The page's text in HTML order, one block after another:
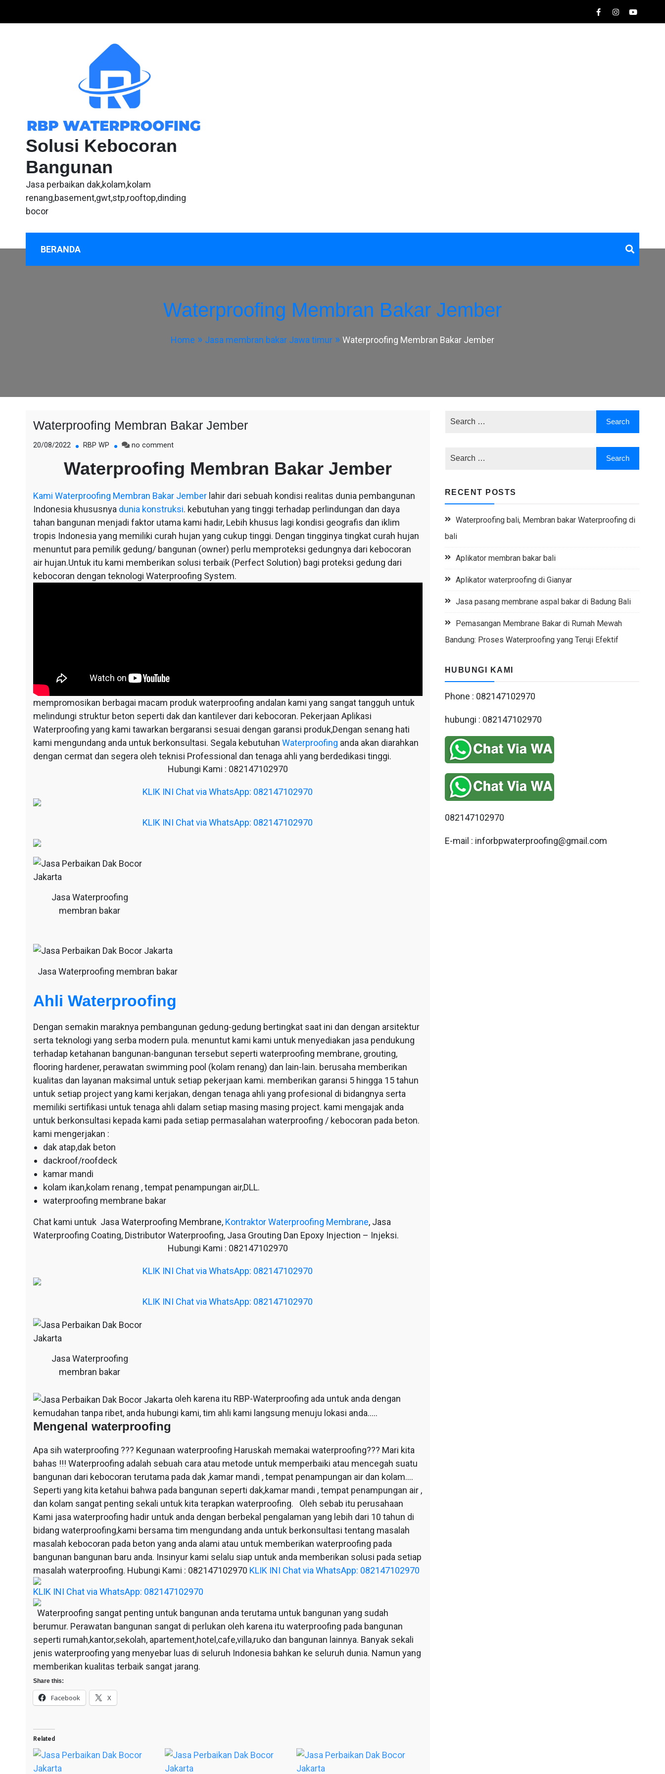
Solusi Kebocoran
Bangunan
Jasa perbaikan dak,kolam,kolam
renang,basement,gwt,stp,rooftop,dinding
bocor
BERANDA
Waterproofing Membran Bakar Jember
Home Jasa membran bakar Jawa timur Waterproofing Membran Bakar Jember
Waterproofing Membran Bakar Jember
20/08/2022 RBP WP no commenton
Membran
Bakar
Waterproofing Membran Bakar Jember
Kami Waterproofing Membran Bakar Jember lahir dari sebuah kondisi realitas dunia pembangunan
Indonesia khususnya dunia konstruksi. kebutuhan yang tinggi terhadap perlindungan dan daya
tahan bangunan menjadi faktor utama kami hadir, Lebih khusus lagi kondisi geografis dan iklim
tropis Indonesia yang memiliki curah hujan yang cukup tinggi. Dengan tingginya tingkat curah hujan
menuntut para pemilik gedung/ bangunan (owner) perlu memproteksi gedungnya dari kebocoran
air hujan.Untuk itu kami memberikan solusi terbaik (Perfect Solution) bagi proteksi gedung dari
kebocoran dengan teknologi Waterproofing System.
mempromosikan berbagai macam produk waterproofing andalan kami yang sangat tangguh untuk
melindungi struktur beton seperti dak dan kantilever dari kebocoran. Pekerjaan Aplikasi
Waterproofing yang kami tawarkan bergaransi sesuai dengan garansi produk,Dengan senang hati
kami mengundang anda untuk berkonsultasi. Segala kebutuhan Waterproofing anda akan diarahkan
dengan cermat dan segera oleh teknisi Professional dan tenaga ahli yang berdedikasi tinggi.
Hubungi Kami : 082147102970
KLIK INI Chat via WhatsApp: 082147102970
KLIK INI Chat via WhatsApp: 082147102970
Jasa Waterproofing
membran bakar
Jasa Waterproofing membran bakar
Ahli Waterproofing
Dengan semakin maraknya pembangunan gedung-gedung bertingkat saat ini dan dengan arsitektur
serta teknologi yang serba modern pula. menuntut kami kami untuk menyediakan jasa pendukung
terhadap ketahanan bangunan-bangunan tersebut seperti waterproofing membrane, grouting,
flooring hardener, perawatan swimming pool (kolam renang) dan lain-lain. berusaha memberikan
kualitas dan layanan maksimal untuk setiap pekerjaan kami. memberikan garansi 5 hingga 15 tahun
untuk setiap project yang kami kerjakan, dengan tenaga ahli yang profesional di bidangnya serta
memiliki sertifikasi untuk tenaga ahli dalam setiap masing masing project. kami mengajak anda
untuk berkonsultasi kepada kami pada setiap permasalahan waterproofing / kebocoran pada beton.
kami mengerjakan :
dak atap,dak beton
dackroof/roofdeck
kamar mandi
kolam ikan,kolam renang , tempat penampungan air,DLL.
waterproofing membrane bakar
Chat kami untuk Jasa Waterproofing Membrane, Kontraktor Waterproofing Membrane, Jasa
Waterproofing Coating, Distributor Waterproofing, Jasa Grouting Dan Epoxy Injection – Injeksi.
Hubungi Kami : 082147102970
KLIK INI Chat via WhatsApp: 082147102970
KLIK INI Chat via WhatsApp: 082147102970
Jasa Waterproofing
membran bakar
oleh karena itu RBP-Waterproofing ada untuk anda dengan
kemudahan tanpa ribet, anda hubungi kami, tim ahli kami langsung menuju lokasi anda…..
Mengenal waterproofing
Apa sih waterproofing ??? Kegunaan waterproofing Haruskah memakai waterproofing??? Mari kita
bahas !!! Waterproofing adalah sebuah cara atau metode untuk memperbaiki atau mencegah suatu
bangunan dari kebocoran terutama pada dak ,kamar mandi , tempat penampungan air dan kolam….
Seperti yang kita ketahui bahwa pada bangunan seperti dak,kamar mandi , tempat penampungan air ,
dan kolam sangat penting sekali untuk kita terapkan waterproofing. Oleh sebab itu perusahaan
Kami jasa waterproofing hadir untuk anda dengan berbekal pengalaman yang lebih dari 10 tahun di
bidang waterproofing,kami bersama tim mengundang anda untuk berkonsultasi tentang masalah
masalah kebocoran pada beton yang anda alami atau untuk memberikan waterproofing pada
bangunan bangunan baru anda. Insinyur kami selalu siap untuk anda memberikan solusi pada setiap
masalah waterproofing. Hubungi Kami : 082147102970 KLIK INI Chat via WhatsApp: 082147102970
KLIK INI Chat via WhatsApp: 082147102970
Waterproofing sangat penting untuk bangunan anda terutama untuk bangunan yang sudah
berumur. Perawatan bangunan sangat di perlukan oleh karena itu waterproofing pada bangunan
seperti rumah,kantor,sekolah, apartement,hotel,cafe,villa,ruko dan bangunan lainnya. Banyak sekali
jenis waterproofing yang menyebar luas di seluruh Indonesia bahkan ke seluruh dunia. Namun yang
memberikan kualitas terbaik sangat jarang.
Share this:
Facebook X
Related
RECENT POSTS
Waterproofing bali, Membran bakar Waterproofing di
bali
Aplikator membran bakar bali
Aplikator waterproofing di Gianyar
Jasa pasang membrane aspal bakar di Badung Bali
Pemasangan Membrane Bakar di Rumah Mewah
Bandung: Proses Waterproofing yang Teruji Efektif
HUBUNGI KAMI
Phone : 082147102970
hubungi : 082147102970
082147102970
E-mail : inforbpwaterproofing@gmail.com